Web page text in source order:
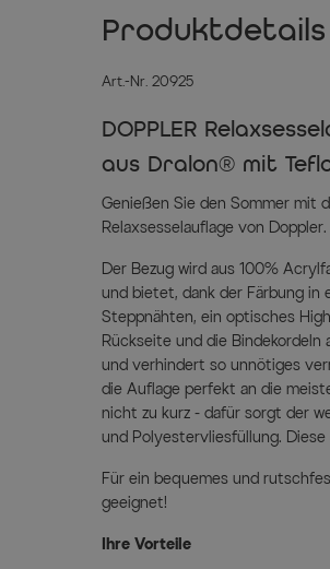
Produktdetails
Art.-Nr. 20925
DOPPLER
aus Dralon® mit
Genießen Sie den Sommer mit
Relaxsesselauflage von Doppler.
Der Bezug wird aus 100%
und bietet, dank der Färbung in
Steppnähten, ein optisches
Rückseite und die
und verhindert so unnötiges
die Auflage perfekt an die
nicht zu kurz - dafür sorgt der
und Polyestervliesfüllung.
Für ein bequemes und
geeignet!
Ihre Vorteile